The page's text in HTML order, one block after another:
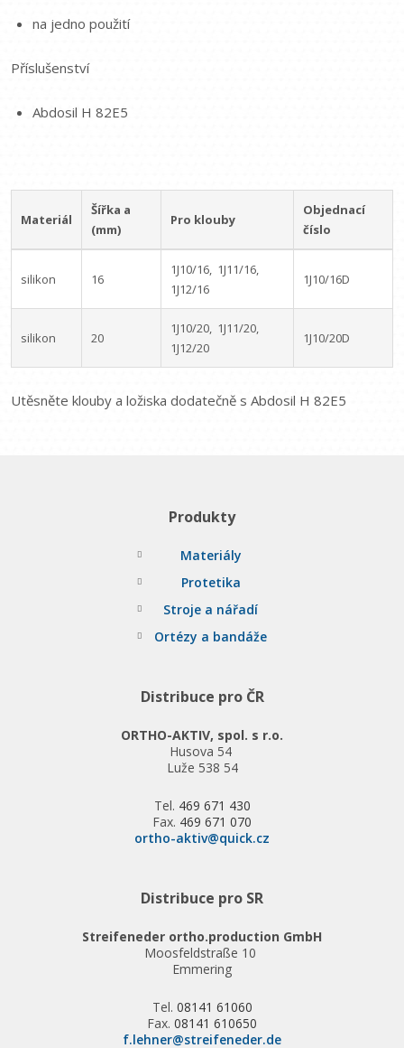
na jedno použití
Příslušenství
Abdosil H 82E5
Materiál
Šířka a
(mm)
Pro klouby
Objednací
číslo
silikon 16
1J10/16, 1J11/16,
1J12/16
1J10/16D
silikon 20
1J10/20, 1J11/20,
1J12/20
1J10/20D
Utěsněte klouby a ložiska dodatečně s Abdosil H 82E5
Produkty
Materiály
Protetika
Stroje a nářadí
Ortézy a bandáže
Distribuce pro ČR
ORTHO-AKTIV, spol. s r.o.
Husova 54
Luže 538 54
Tel. 469 671 430
Fax. 469 671 070
ortho-aktiv@quick.cz
Distribuce pro SR
Streifeneder ortho.production GmbH
Moosfeldstraße 10
Emmering
Tel. 08141 61060
Fax. 08141 610650
f.lehner@streifeneder.de